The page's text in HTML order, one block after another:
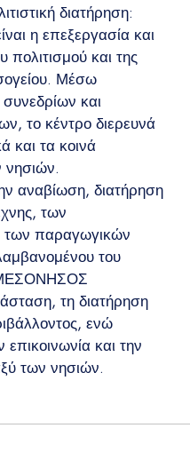
διατήρηση:
η επεξεργασία και
πολιτισμού και της
Μέσω
και
το κέντρο διερευνά
και τα κοινά
νησιών.
αναβίωση, διατήρηση
των
των παραγωγικών
του
ΜΕΣΟΝΗΣΟΣ
τη διατήρηση
ενώ
και την
των νησιών.